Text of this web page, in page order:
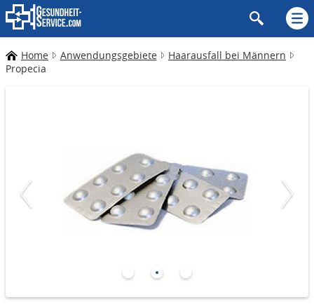
Home Anwendungsgebiete
Haarausfall bei Männern
Propecia